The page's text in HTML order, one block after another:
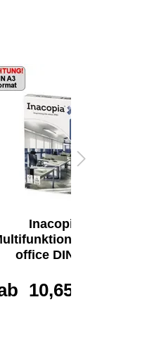
Inacopia
office DIN A3
10,65 €*